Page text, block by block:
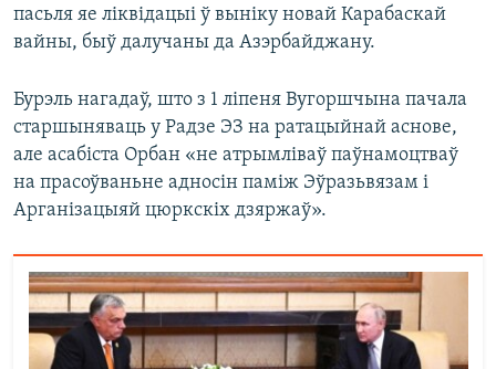
пасьля яе ліквідацыі ў выніку новай Карабаскай
вайны, быў далучаны да Азэрбайджану.
Бурэль нагадаў, што з 1 ліпеня Вугоршчына пачала
старшыняваць у Радзе ЭЗ на ратацыйнай аснове,
але асабіста Орбан «не атрымліваў паўнамоцтваў
на прасоўваньне адносін паміж Эўразьвязам і
Арганізацыяй цюркскіх дзяржаў».